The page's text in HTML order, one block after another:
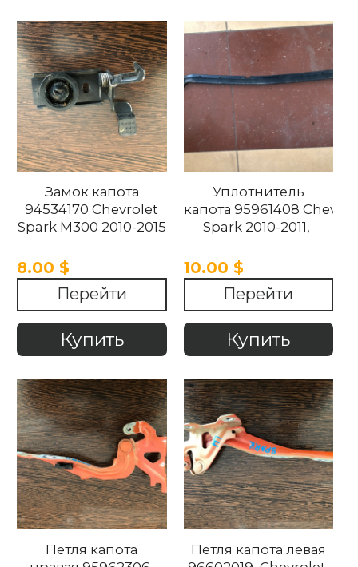
Замок капота
94534170 Chevrolet
Spark M300 2010-2015
8.00 $
Перейти
Купить
Уплотнитель
капота 95961408
Spark 2010-2011,
10.00 $
Перейти
Купить
Петля капота
Петля капота левая